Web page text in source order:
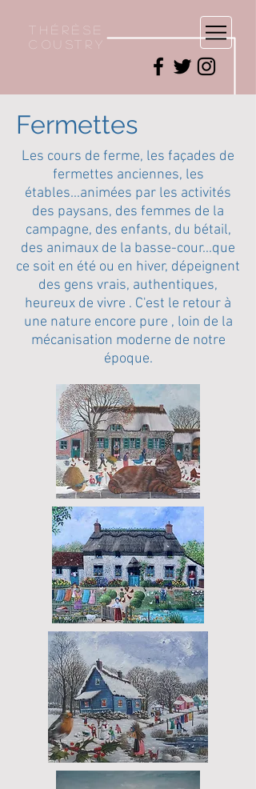
Thérèse
Coustry
Fermettes
Les cours de ferme, les façades de
fermettes anciennes, les
étables...animées par les activités
des paysans, des femmes de la
campagne, des enfants, du bétail,
des animaux de la basse-cour...que
ce soit en été ou en hiver, dépeignent
des gens vrais, authentiques,
heureux de vivre . C'est le retour à
une nature encore pure , loin de la
mécanisation moderne de notre
époque.